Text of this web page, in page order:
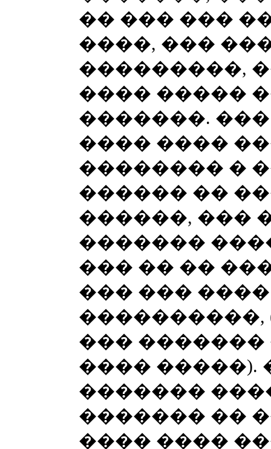
�� ��� ���
����, ���
���������,
���� �����
�������.
���� ����
�������� �
������ ��
������, ���
�������
��� �� ��
��� ���
����������,
��� �������
���� �����).
�������
������� ��
���� ����